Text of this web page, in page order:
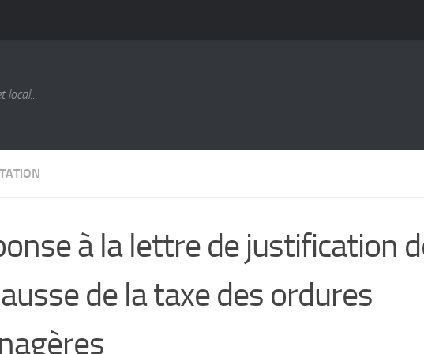
local...
à la lettre de justification
de la taxe des ordures